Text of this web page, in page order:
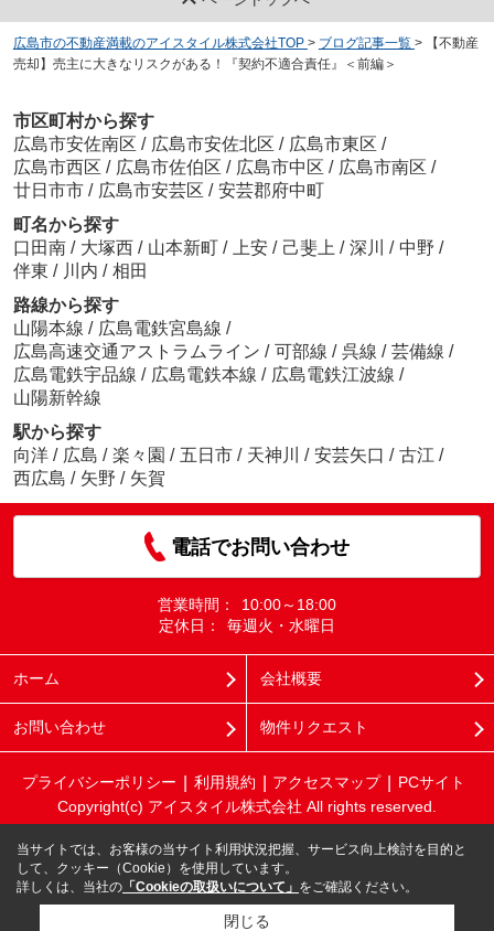
広島市の不動産満載のアイスタイル株式会社TOP > ブログ記事一覧 >
【不動産
売却】売主に大きなリスクがある！『契約不適合責任』＜前編＞
市区町村から探す
広島市安佐南区 / 広島市安佐北区 / 広島市東区 /
広島市西区 / 広島市佐伯区 / 広島市中区 / 広島市南区 /
廿日市市 / 広島市安芸区 / 安芸郡府中町
町名から探す
口田南 / 大塚西 / 山本新町 / 上安 / 己斐上 / 深川 / 中野 /
伴東 / 川内 / 相田
路線から探す
山陽本線 / 広島電鉄宮島線 /
広島高速交通アストラムライン / 可部線 / 呉線 / 芸備線 /
広島電鉄宇品線 / 広島電鉄本線 / 広島電鉄江波線 /
山陽新幹線
駅から探す
向洋 / 広島 / 楽々園 / 五日市 / 天神川 / 安芸矢口 / 古江 /
西広島 / 矢野 / 矢賀
電話でお問い合わせ
営業時間：
10:00～18:00
定休日：
毎週火・水曜日
ホーム 会社概要
お問い合わせ 物件リクエスト
プライバシーポリシー 利用規約 アクセスマップ
PCサイト
Copyright(c) アイスタイル株式会社 All rights reserved.
当サイトでは、お客様の当サイト利用状況把握、サービス向上検討を目的と
して、クッキー（Cookie）を使用しています。
詳しくは、当社の 「Cookieの取扱いについて」 をご確認ください。
閉じる